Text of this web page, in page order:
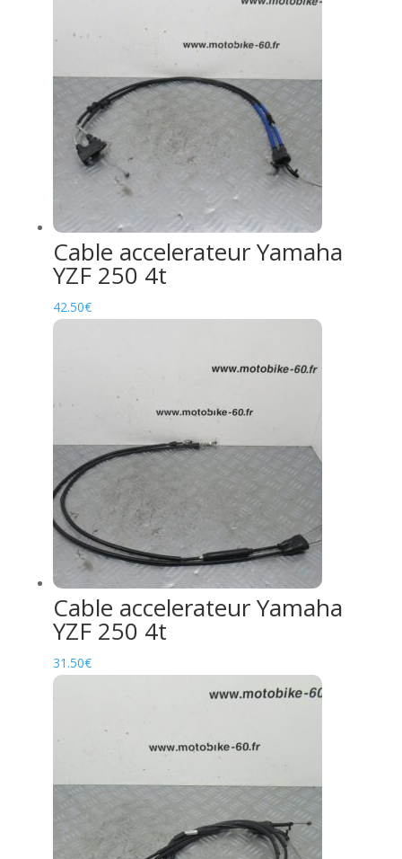
Cable accelerateur Yamaha
YZF 250 4t
42.50€
Cable accelerateur Yamaha
YZF 250 4t
31.50€